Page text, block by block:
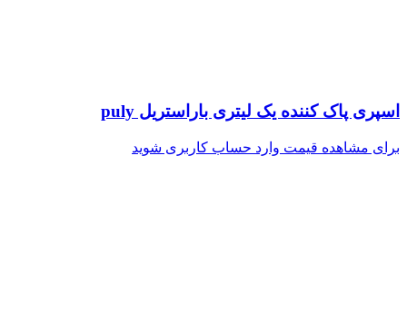
اسپری پاک کننده یک لیتری باراستریل puly
برای مشاهده قیمت وارد حساب کاربری شوید